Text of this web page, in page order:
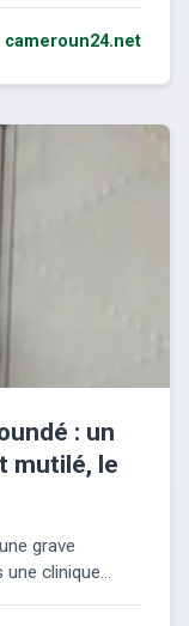
cameroun24.net
: un
mutilé, le
grave
clinique...